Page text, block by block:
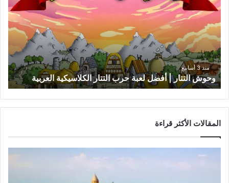
|
أفضل
لعبة
حرب
التتار
الكلاسيكية
العربية
منذ 3 أسابيع
وحوش التتار | أفضل لعبة حرب التتار الكلاسيكية العربية
المقالات الأكثر قراءة